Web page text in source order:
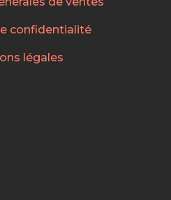
confidentialité
légales